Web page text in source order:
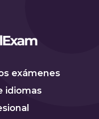
exámenes
idiomas